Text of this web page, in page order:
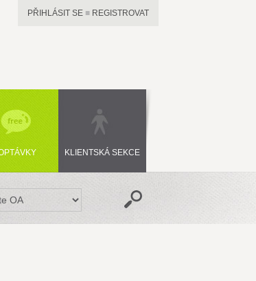
PŘIHLÁSIT SE ■ REGISTROVAT
KLIENTSKÁ SEKCE